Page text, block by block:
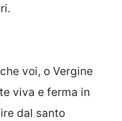
voi, o Vergine
viva e ferma in
dal santo